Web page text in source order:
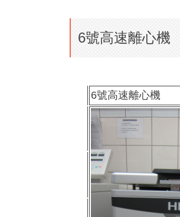
6號高速離心機
6號高速離心機